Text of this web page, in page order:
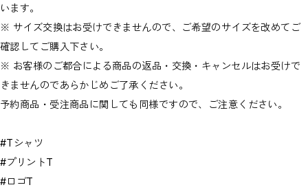
います。
※ サイズ交換はお受けできませんので、ご希望のサイズを改めてご
確認してご購入下さい。
※ お客様のご都合による商品の返品・交換・キャンセルはお受けで
きませんのであらかじめご了承ください。
予約商品・受注商品に関しても同様ですので、ご注意ください。
#Tシャツ
#プリントT
#ロゴT